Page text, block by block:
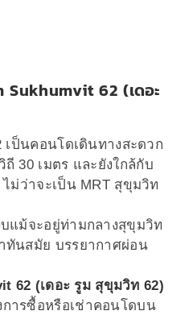
Sukhumvit 62 (เดอะ
เป็นคอนโดเดินทางสะดวก
30 เมตร และยังใกล้กับ
ม่ว่าจะเป็น MRT สุขุมวิท
แม้จะอยู่ท่ามกลางสุขุมวิท
ทันสมัย บรรยากาศผ่อน
62 (เดอะ รูม สุขุมวิท 62)
ารซื้อหรือเช่าคอนโดบน